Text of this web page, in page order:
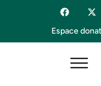
Espace